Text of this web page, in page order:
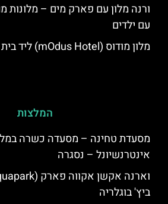
ורנה מלון עם פארק מים – מלונות
עם ילדים
מלון מודוס (mOdus Hotel) ליד בית חב"ד ורנה
המלצות
מסעדת טחינה – מסעדה כשרה
אינטרנשיונל – נסגרה
ביץ' בוגלריה